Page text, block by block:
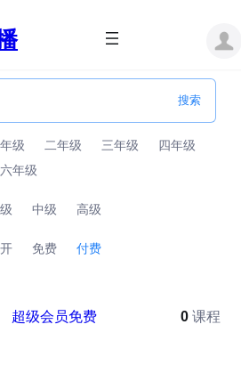
级 二年级 三年级
四年级
六年级
中级 高级
免费 付费
超级会员免费 0 课程